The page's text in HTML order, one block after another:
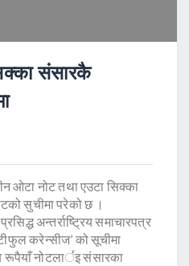
संसारकै
ओटा नोट तथा एउटा सिक्का
सुचीमा परेको छ ।
अन्तर्राष्ट्रिय समाचारपत्र
करेन्सीज’ को सूचीमा
रूपैयाँ नोटलार्इ संसारका